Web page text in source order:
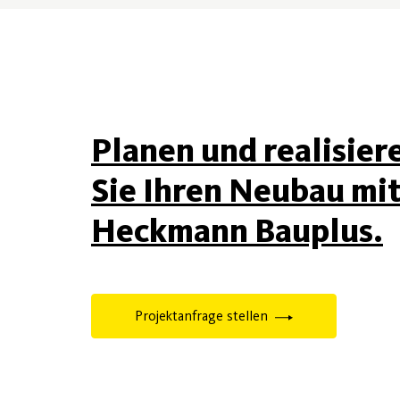
Planen und
Sie Ihren Neubau
Heckmann Bauplus.
Projektanfrage stellen